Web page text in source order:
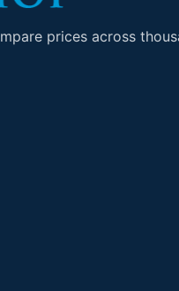
prices across